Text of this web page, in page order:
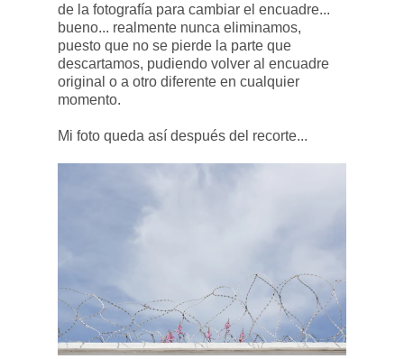
de la fotografía para cambiar el encuadre...
bueno... realmente nunca eliminamos,
puesto que no se pierde la parte que
descartamos, pudiendo volver al encuadre
original o a otro diferente en cualquier
momento.
Mi foto queda así después del recorte...